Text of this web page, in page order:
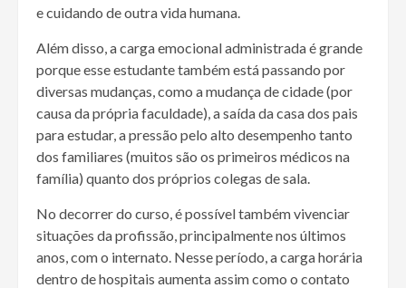
e cuidando de outra vida humana.
Além disso, a carga emocional administrada é grande
porque esse estudante também está passando por
diversas mudanças, como a mudança de cidade (por
causa da própria faculdade), a saída da casa dos pais
para estudar, a pressão pelo alto desempenho tanto
dos familiares (muitos são os primeiros médicos na
família) quanto dos próprios colegas de sala.
No decorrer do curso, é possível também vivenciar
situações da profissão, principalmente nos últimos
anos, com o internato. Nesse período, a carga horária
dentro de hospitais aumenta assim como o contato